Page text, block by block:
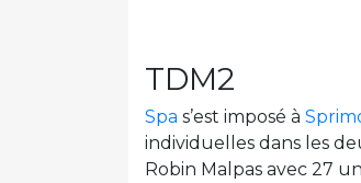
TDM2
Spa s’est imposé à
individuelles dans les
Robin Malpas avec 27